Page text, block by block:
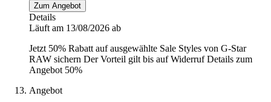
Zum Angebot
Details
Läuft am 13/08/2026 ab
Jetzt 50% Rabatt auf ausgewählte Sale Styles von G-Star
RAW sichern Der Vorteil gilt bis auf Widerruf Details zum
Angebot 50%
Angebot